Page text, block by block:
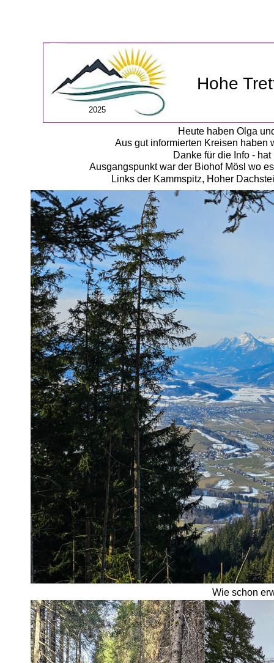
Heute haben Olga
Aus gut informierten Kreisen haben
Danke für die Info -
Ausgangspunkt war der Biohof Mösl wo
Links der Kammspitz, Hoher
Hohe
2025
Wie schon